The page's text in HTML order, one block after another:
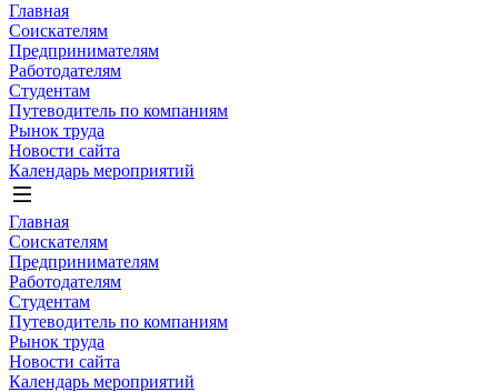
Главная
Соискателям
Предпринимателям
Работодателям
Студентам
Путеводитель по компаниям
Рынок труда
Новости сайта
Календарь мероприятий
Главная
Соискателям
Предпринимателям
Работодателям
Студентам
Путеводитель по компаниям
Рынок труда
Новости сайта
Календарь мероприятий